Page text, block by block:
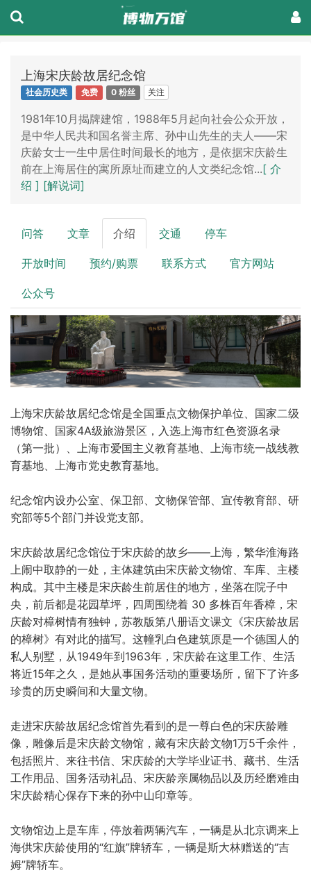
上海宋庆龄故居纪念馆
社会历史类 免费 0 粉丝 关注
1981年10月揭牌建馆，1988年5月起向社会公众开放，
是中华人民共和国名誉主席、孙中山先生的夫人——宋
庆龄女士一生中居住时间最长的地方，是依据宋庆龄生
前在上海居住的寓所原址而建立的人文类纪念馆...[ 介
绍 ] [解说词]
问答 文章 介绍 交通 停车
开放时间 预约/购票 联系方式 官方网站
公众号
上海宋庆龄故居纪念馆是全国重点文物保护单位、国家二级
博物馆、国家4A级旅游景区，入选上海市红色资源名录
（第一批）、上海市爱国主义教育基地、上海市统一战线教
育基地、上海市党史教育基地。
纪念馆内设办公室、保卫部、文物保管部、宣传教育部、研
究部等5个部门并设党支部。
宋庆龄故居纪念馆位于宋庆龄的故乡——上海，繁华淮海路
上闹中取静的一处，主体建筑由宋庆龄文物馆、车库、主楼
构成。其中主楼是宋庆龄生前居住的地方，坐落在院子中
央，前后都是花园草坪，四周围绕着 30 多株百年香樟，宋
庆龄对樟树情有独钟，苏教版第八册语文课文《宋庆龄故居
的樟树》有对此的描写。这幢乳白色建筑原是一个德国人的
私人别墅，从1949年到1963年，宋庆龄在这里工作、生活
将近15年之久，是她从事国务活动的重要场所，留下了许多
珍贵的历史瞬间和大量文物。
走进宋庆龄故居纪念馆首先看到的是一尊白色的宋庆龄雕
像，雕像后是宋庆龄文物馆，藏有宋庆龄文物1万5千余件，
包括照片、来往书信、宋庆龄的大学毕业证书、藏书、生活
工作用品、国务活动礼品、宋庆龄亲属物品以及历经磨难由
宋庆龄精心保存下来的孙中山印章等。
文物馆边上是车库，停放着两辆汽车，一辆是从北京调来上
海供宋庆龄使用的“红旗”牌轿车，一辆是斯大林赠送的“吉
姆”牌轿车。